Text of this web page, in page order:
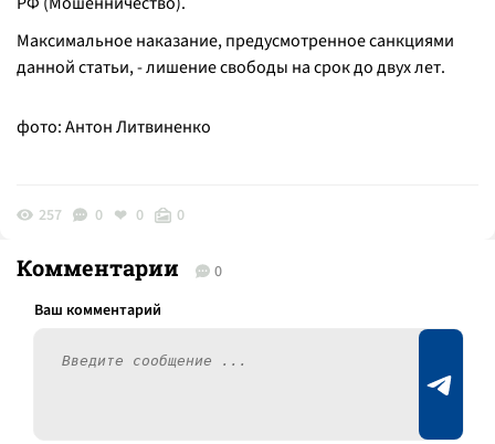
Максимальное наказание, предусмотренное санкциями
данной статьи, - лишение свободы на срок до двух лет.
фото: Антон Литвиненко
257 0 0 0
Комментарии 0